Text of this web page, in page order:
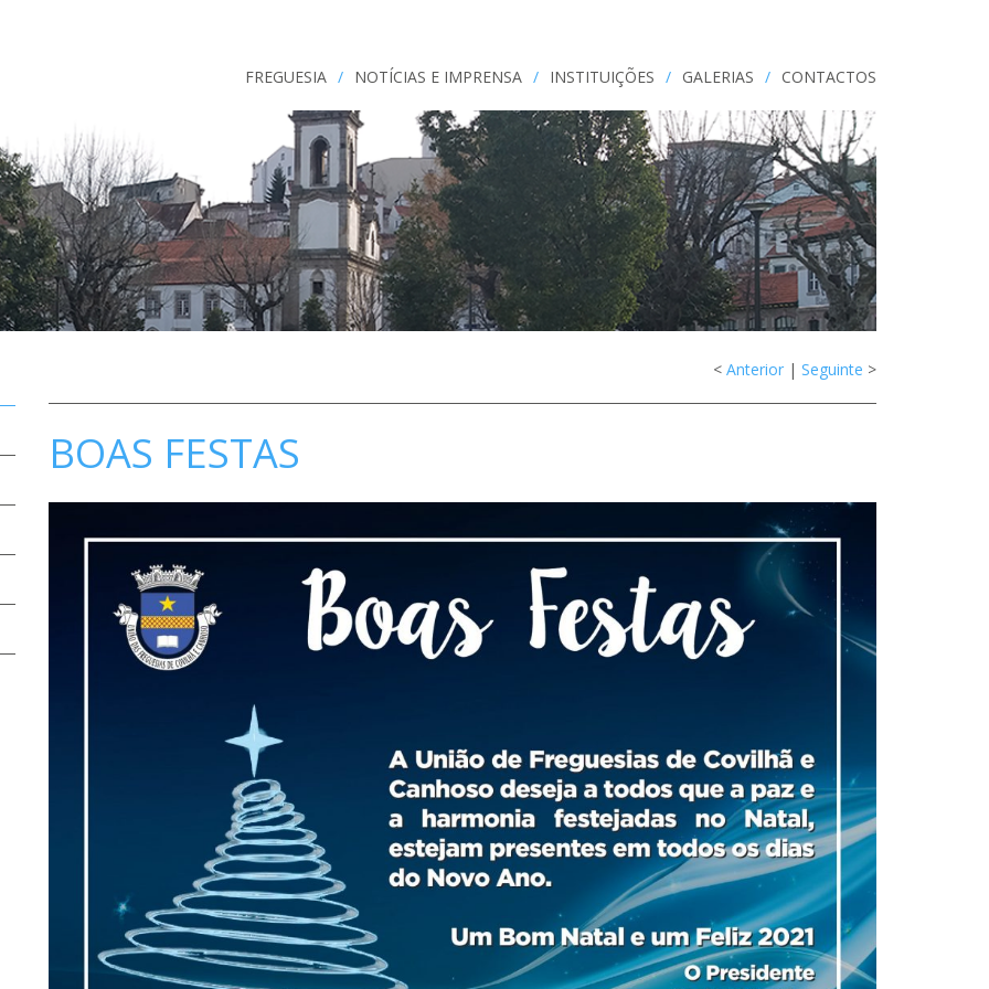
FREGUESIA / NOTÍCIAS E IMPRENSA / INSTITUIÇÕES / GALERIAS / CONTACTOS
< Anterior | Seguinte >
BOAS FESTAS